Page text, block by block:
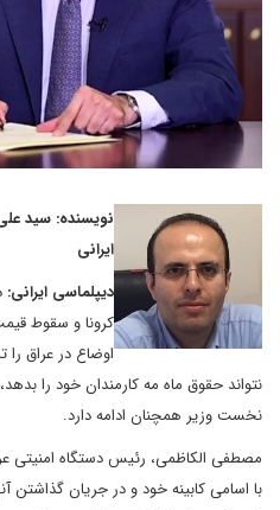
نویسنده: سید
ایرانی
دیپلماسی ایرانی:
کرونا و سقوط
اوضاع در عراق
نتواند حقوق ماه مه کارمندان خود را
نخست وزیر همچنان ادامه دارد.
مصطفی الکاظمی، رئیس دستگاه امنیتی
با اسامی کابینه خود و در جریان گذاشتن